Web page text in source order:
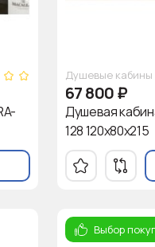
Душевые кабины
67 800₽
Душевая
128 120х80х215
Выбор